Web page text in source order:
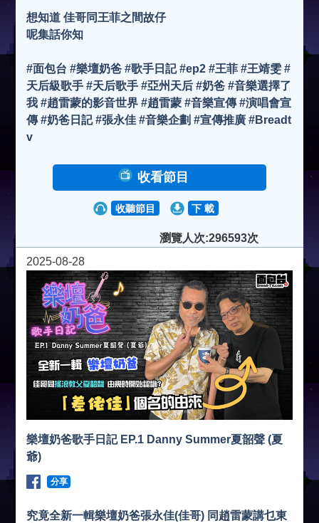
想知道 佳哥同王菲之間故仔
呢集話你知
#面包台 #樂壇奶爸 #歌手日記 #ep2 #王菲 #王靖雯 #
天后級歌手 #天后歌手 #亞州天后 #奶爸 #音樂選擇了
我 #趙雷蒙的影音世界 #趙雷蒙 #音樂宣傳 #演唱會宣
傳 #奶爸日記 #張永佳 #音樂企劃 #宣傳推廣 #Breadt
v
收看節目
收聽節目 下 載
瀏覽人次:296593次
2025-08-28
樂壇奶爸歌手日記 EP.1 Danny Summer夏韶聲 (夏
爺)
分享
究竟全新一輯樂壇奶爸張永佳(佳哥) 同趙雷蒙講乜東